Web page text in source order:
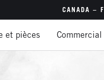
CANADA –
et pièces Commercial